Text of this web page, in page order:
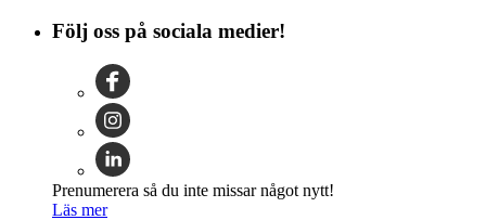
Följ oss på sociala medier!
Prenumerera så du inte missar något nytt!
Läs mer